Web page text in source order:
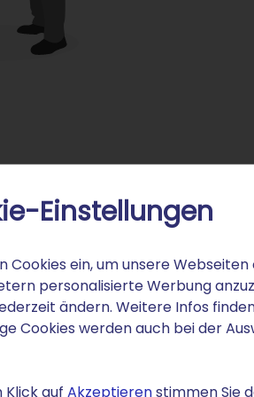
Einstellungen
Cookies ein, um unsere
personalisierte Werbung
ändern. Weitere Infos
Cookies werden auch bei der
Klick aufAkzeptierenstimmen Sie
für Ihr